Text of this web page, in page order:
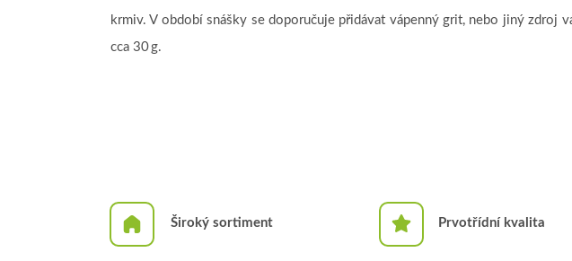
krmiv. V období snášky se doporučuje přidávat vápenný grit, nebo jiný zdroj
cca 30 g.
Široký sortiment Prvotřídní kvalita